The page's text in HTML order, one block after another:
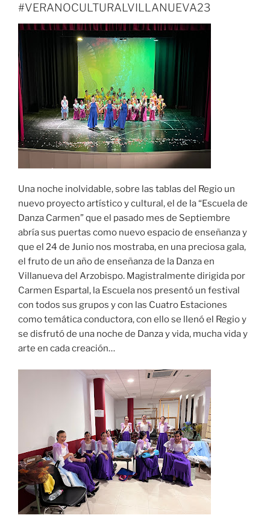
#VERANOCULTURALVILLANUEVA23
Una noche inolvidable, sobre las tablas del Regio un
nuevo proyecto artístico y cultural, el de la “Escuela de
Danza Carmen” que el pasado mes de Septiembre
abría sus puertas como nuevo espacio de enseñanza y
que el 24 de Junio nos mostraba, en una preciosa gala,
el fruto de un año de enseñanza de la Danza en
Villanueva del Arzobispo. Magistralmente dirigida por
Carmen Espartal, la Escuela nos presentó un festival
con todos sus grupos y con las Cuatro Estaciones
como temática conductora, con ello se llenó el Regio y
se disfrutó de una noche de Danza y vida, mucha vida y
arte en cada creación…